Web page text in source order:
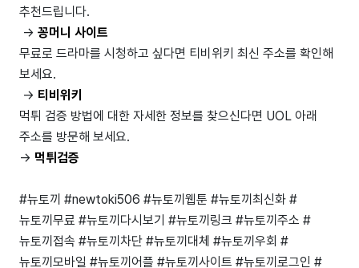
추천드립니다.
-> 꽁머니 사이트
무료로 드라마를 시청하고 싶다면 티비위키 최신 주소를 확인해
보세요.
-> 티비위키
먹튀 검증 방법에 대한 자세한 정보를 찾으신다면 UOL 아래
주소를 방문해 보세요.
-> 먹튀검증
#뉴토끼 #newtoki506 #뉴토끼웹툰 #뉴토끼최신화 #
뉴토끼무료 #뉴토끼다시보기 #뉴토끼링크 #뉴토끼주소 #
뉴토끼접속 #뉴토끼차단 #뉴토끼대체 #뉴토끼우회 #
뉴토끼모바일 #뉴토끼어플 #뉴토끼사이트 #뉴토끼로그인 #